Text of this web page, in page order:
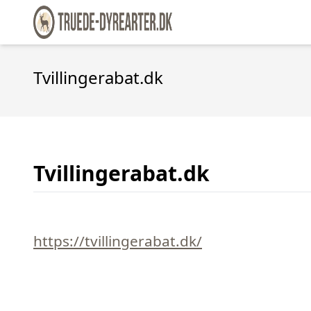
Tvillingerabat.dk
Tvillingerabat.dk
https://tvillingerabat.dk/